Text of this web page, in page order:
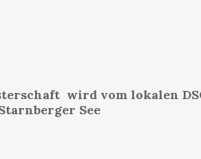
wird vom lokalen
See